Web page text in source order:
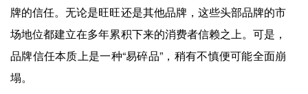
牌的信任。无论是旺旺还是其他品牌，这些头部品牌的市
场地位都建立在多年累积下来的消费者信赖之上。可是，
品牌信任本质上是一种“易碎品”，稍有不慎便可能全面崩
塌。